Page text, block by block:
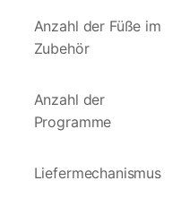
Anzahl der Füße im
Zubehör
Anzahl der
Programme
Liefermechanismus